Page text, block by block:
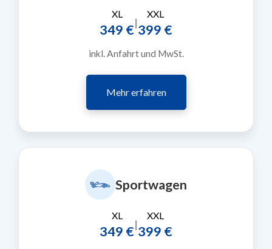
XL
349 €|
XXL
399 €
inkl. Anfahrt und MwSt.
Mehr erfahren
Sportwagen
XL
349 €|
XXL
399 €